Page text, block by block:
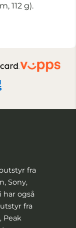
112 g).
fra
Sony,
har også
fra
Peak